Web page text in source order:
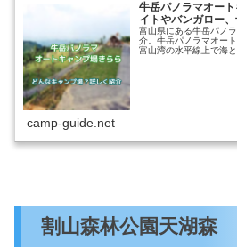
牛岳パノラマオー
イトやバンガロー
富山県にある牛岳パノ
介。牛岳パノラマオー
富山湾の水平線上で海
camp-guide.net
割山森林公園天湖森